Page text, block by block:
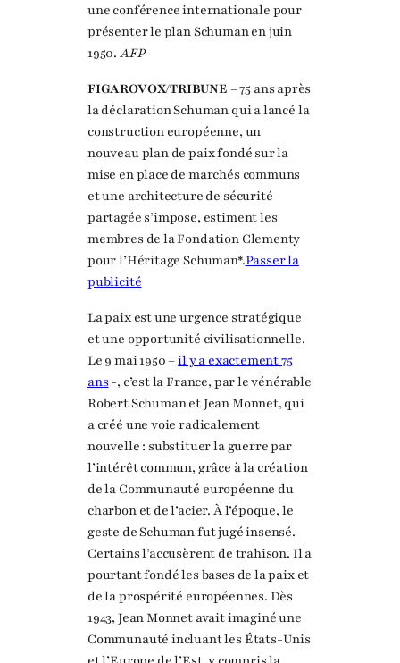
une conférence internationale pour
présenter le plan Schuman en juin
1950. AFP
FIGAROVOX/TRIBUNE –75 ans après
la déclaration Schuman qui a lancé la
construction européenne, un
nouveau plan de paix fondé sur la
mise en place de marchés communs
et une architecture de sécurité
partagée s’impose, estiment les
membres de la Fondation Clementy
pour l’Héritage Schuman*.Passer la
publicité
La paix est une urgence stratégique
et une opportunité civilisationnelle.
Le 9 mai 1950 –il y a exactement 75
ans -, c’est la France, par le vénérable
Robert Schuman et Jean Monnet, qui
a créé une voie radicalement
nouvelle : substituer la guerre par
l’intérêt commun, grâce à la création
de la Communauté européenne du
charbon et de l’acier. À l’époque, le
geste de Schuman fut jugé insensé.
Certains l’accusèrent de trahison. Il a
pourtant fondé les bases de la paix et
de la prospérité européennes. Dès
1943, Jean Monnet avait imaginé une
Communauté incluant les États-Unis